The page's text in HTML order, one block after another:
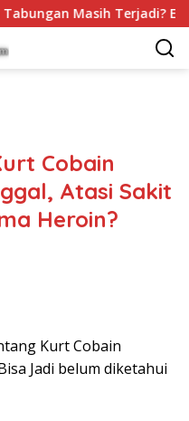
Masih Terjadi? Ekonom
Cobain
Atasi Sakit
Heroin?
Kurt Cobain
Jadi belum diketahui